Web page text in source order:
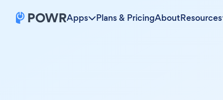
Apps Plans & PricingAboutResources